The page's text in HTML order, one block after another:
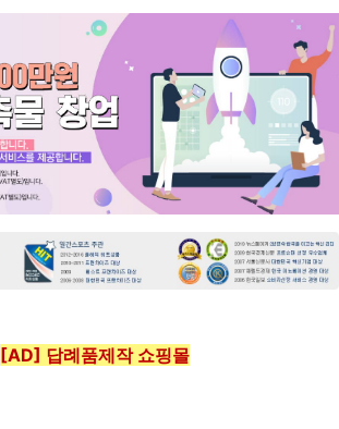
[AD] 답례품제작 쇼핑몰